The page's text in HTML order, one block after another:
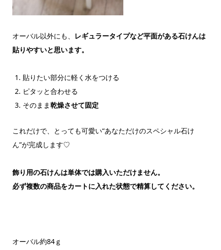
オーバル以外にも、
レギュラータイプなど平面がある石けんは
貼りやすいと思います。
貼りたい部分に軽く水をつける
ピタッと合わせる
そのまま乾燥させて固定
これだけで、とっても可愛い“あなただけのスペシャル石け
ん”が完成します♡
飾り用の石けんは単体では購入いただけません。
必ず複数の商品をカートに入れた状態で精算してください。
オーバル約84ｇ